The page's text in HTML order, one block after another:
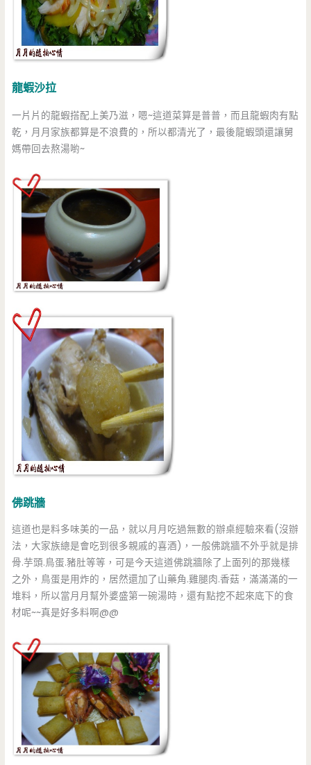
龍蝦沙拉
一片片的龍蝦搭配上美乃滋，嗯~這道菜算是普普，而且龍蝦肉有點
乾，月月家族都算是不浪費的，所以都清光了，最後龍蝦頭還讓舅
媽帶回去熬湯喲~
佛跳牆
這道也是料多味美的一品，就以月月吃過無數的辦桌經驗來看(沒辦
法，大家族總是會吃到很多親戚的喜酒)，一般佛跳牆不外乎就是排
骨.芋頭.鳥蛋.豬肚等等，可是今天這道佛跳牆除了上面列的那幾樣
之外，鳥蛋是用炸的，居然還加了山藥角.雞腿肉.香菇，滿滿滿的一
堆料，所以當月月幫外婆盛第一碗湯時，還有點挖不起來底下的食
材呢~~真是好多料啊@@